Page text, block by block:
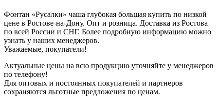
Фонтан «Русалки» чаша глубокая большая купить по низкой
цене в Ростове-на-Дону. Опт и розница. Доставка из Ростова
по всей России и СНГ. Более подробную информацию можно
узнать у наших менеджеров.
Уважаемые, покупатели!
Актуальные цены на всю продукцию уточняйте у менеджеров
по телефону!
Для оптовых и постоянных покупателей и партнеров
сохраняются льготные предложения по ценам.